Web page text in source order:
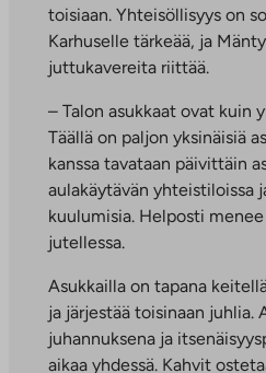
toisiaan. Yhteisöllisyys on
Karhuselle tärkeää, ja
juttukavereita riittää.
– Talon asukkaat ovat kuin
Täällä on paljon yksinäisiä
kanssa tavataan päivittäin
aulakäytävän yhteistiloissa
kuulumisia. Helposti
jutellessa.
Asukkailla on tapana
ja järjestää toisinaan juhlia.
juhannuksena ja
aikaa yhdessä. Kahvit